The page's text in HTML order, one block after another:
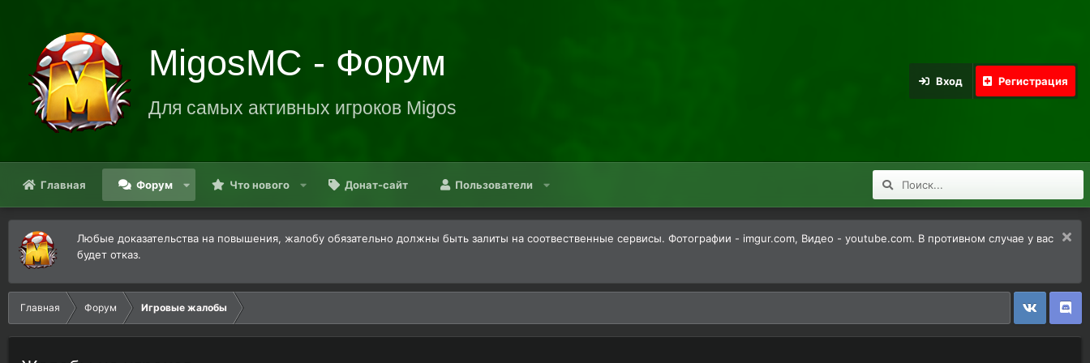
MigosMC - Форум
Для самых активных игроков Migos
Вход Регистрация
Главная Форум Что нового Донат-сайт Пользователи
Любые доказательства на повышения, жалобу обязательно должны быть залиты на соотвественные сервисы. Фотографии - imgur.com, Видео - youtube.com. В противном случае у вас
будет отказ.
Главная Форум Игровые жалобы